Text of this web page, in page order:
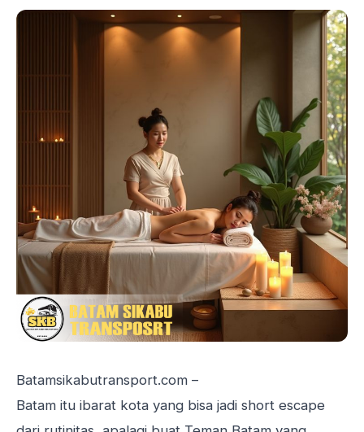
Batamsikabutransport.com –
Batam itu ibarat kota yang bisa jadi short escape